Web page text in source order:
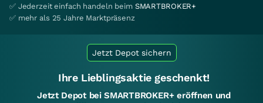
✅ Jederzeit einfach handeln beim SMARTBROKER+
✅ mehr als 25 Jahre Marktpräsenz
Jetzt Depot sichern
Ihre Lieblingsaktie geschenkt!
Jetzt Depot bei SMARTBROKER+ eröffnen und